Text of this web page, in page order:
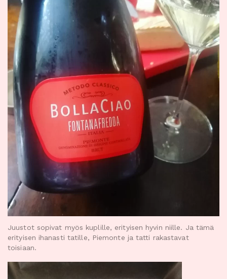
Juustot sopivat myös kuplille, erityisen hyvin niille. Ja tämä
erityisen ihanasti tatille, Piemonte ja tatti rakastavat
toisiaan.